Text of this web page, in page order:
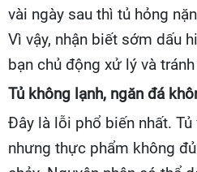
vài ngày sau thì tủ hỏng
Vì vậy, nhận biết sớm dấu
bạn chủ động xử lý và
Tủ không lạnh, ngăn đá
Đây là lỗi phổ biến nhất.
nhưng thực phẩm không